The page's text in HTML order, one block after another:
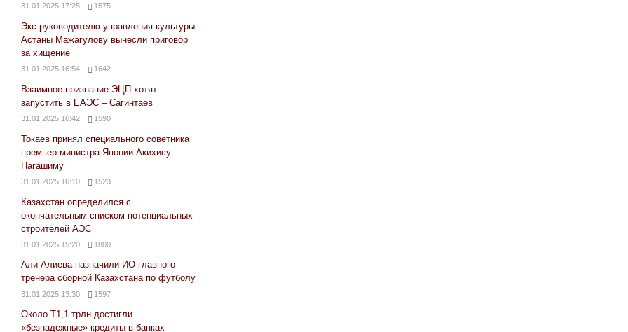
31.01.2025 17:25 1575
Экс-руководителю управления культуры
Астаны Мажагулову вынесли приговор
за хищение
31.01.2025 16:54 1642
Взаимное признание ЭЦП хотят
запустить в ЕАЭС – Сагинтаев
31.01.2025 16:42 1590
Токаев принял специального советника
премьер-министра Японии Акихису
Нагашиму
31.01.2025 16:10 1523
Казахстан определился с
окончательным списком потенциальных
строителей АЭС
31.01.2025 15:20 1800
Али Алиева назначили ИО главного
тренера сборной Казахстана по футболу
31.01.2025 13:30 1597
Около Т1,1 трлн достигли
«безнадежные» кредиты в банках